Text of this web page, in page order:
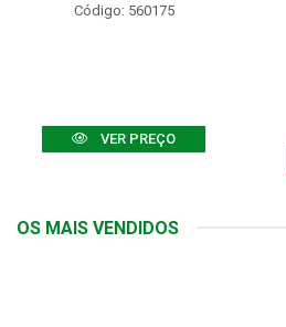
Código: 560175
VER PREÇO
OS MAIS VENDIDOS